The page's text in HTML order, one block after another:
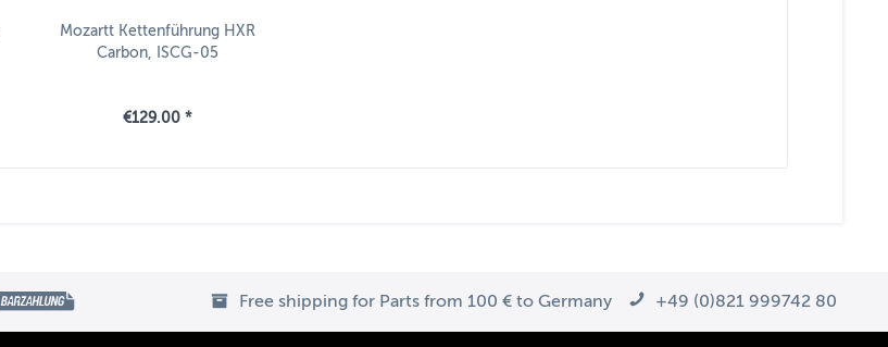
Mozartt Kettenführung HXR
Carbon, ISCG-05
€129.00 *
Free shipping for Parts from 100 € to Germany +49 (0)821 999742 80